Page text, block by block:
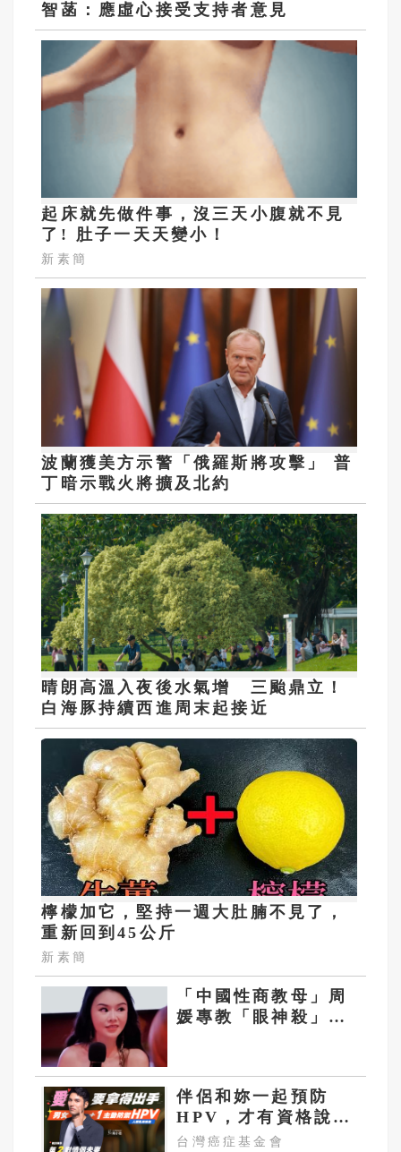
智菡：應虛心接受支持者意見
起床就先做件事，沒三天小腹就不見
了! 肚子一天天變小！
新素簡
波蘭獲美方示警「俄羅斯將攻擊」 普
丁暗示戰火將擴及北約
晴朗高溫入夜後水氣增 三颱鼎立！
白海豚持續西進周末起接近
檸檬加它，堅持一週大肚腩不見了，
重新回到45公斤
新素簡
「中國性商教母」周
媛專教「眼神殺」
伴侶和妳一起預防
HPV，才有資格說愛
妳！
台灣癌症基金會